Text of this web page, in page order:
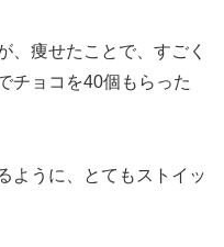
、痩せたことで、すごく
チョコを40個もらった
ように、とてもストイッ